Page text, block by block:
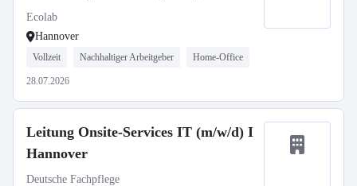
Ecolab
Hannover
Vollzeit Nachhaltiger Arbeitgeber Home-Office
28.07.2026
Leitung Onsite-Services IT (m/w/d) I
Hannover
Deutsche Fachpflege